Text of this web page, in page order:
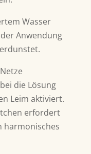
Wasser
Anwendung
die Lösung
Leim aktiviert.
erfordert
harmonisches